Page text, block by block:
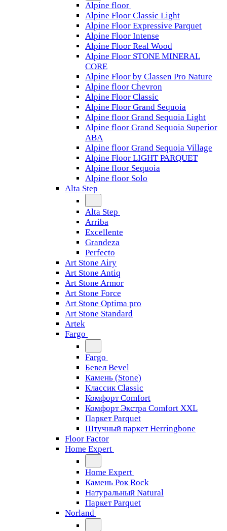
Alpine floor
Alpine Floor Classic Light
Alpine Floor Expressive Parquet
Alpine Floor Intense
Alpine Floor Real Wood
Alpine Floor STONE MINERAL
CORE
Alpine Floor by Classen Pro Nature
Alpine floor Chevron
Alpine Floor Classic
Alpine Floor Grand Sequoia
Alpine floor Grand Sequoia Light
Alpine floor Grand Sequoia Superior
ABA
Alpine floor Grand Sequoia Village
Alpine Floor LIGHT PARQUET
Alpine floor Sequoia
Alpine floor Solo
Alta Step
Alta Step
Arriba
Excellente
Grandeza
Perfecto
Art Stone Airy
Art Stone Antiq
Art Stone Armor
Art Stone Force
Art Stone Optima pro
Art Stone Standard
Artek
Fargo
Fargo
Бевел Bevel
Камень (Stone)
Классик Classic
Комфорт Comfort
Комфорт Экстра Comfort XXL
Паркет Parquet
Штучный паркет Herringbone
Floor Factor
Home Expert
Home Expert
Камень Рок Rock
Натуральный Natural
Паркет Parquet
Norland